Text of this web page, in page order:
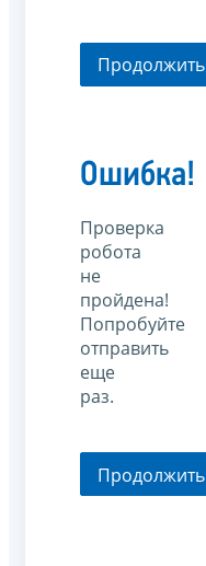
Продолжить
Ошибка!
Проверка
робота
не
пройдена!
Попробуйте
отправить
еще
раз.
Продолжить